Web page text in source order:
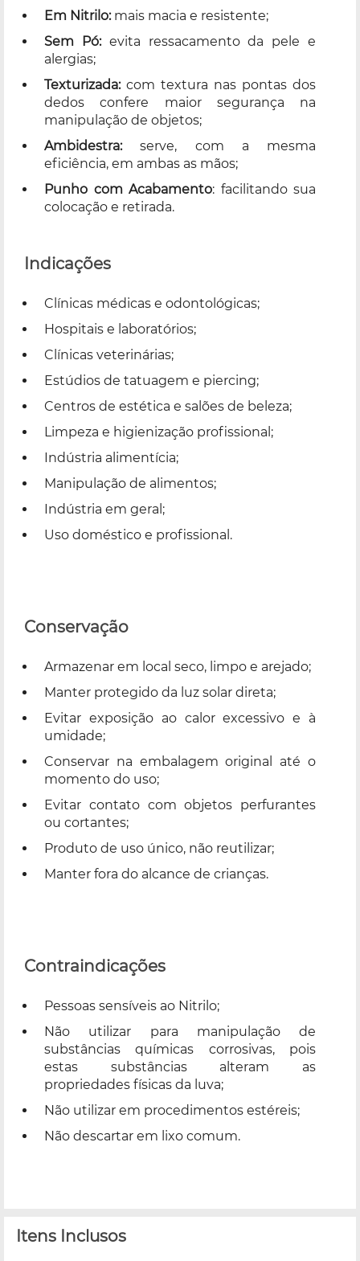
Em Nitrilo:mais macia e resistente;
Sem Pó:evita ressacamento da pele e
alergias;
Texturizada:com textura nas pontas dos
dedos confere maior segurança na
manipulação de objetos;
Ambidestra:serve, com a mesma
eficiência, em ambas as mãos;
Punho com Acabamento: facilitando sua
colocação e retirada.
Indicações
Clínicas médicas e odontológicas;
Hospitais e laboratórios;
Clínicas veterinárias;
Estúdios de tatuagem e piercing;
Centros de estética e salões de beleza;
Limpeza e higienização profissional;
Indústria alimentícia;
Manipulação de alimentos;
Indústria em geral;
Uso doméstico e profissional.
Conservação
Armazenar em local seco, limpo e arejado;
Manter protegido da luz solar direta;
Evitar exposição ao calor excessivo e à
umidade;
Conservar na embalagem original até o
momento do uso;
Evitar contato com objetos perfurantes
ou cortantes;
Produto de uso único, não reutilizar;
Manter fora do alcance de crianças.
Contraindicações
Pessoas sensíveis ao Nitrilo;
Não utilizar para manipulação de
substâncias químicas corrosivas, pois
estas substâncias alteram as
propriedades físicas da luva;
Não utilizar em procedimentos estéreis;
Não descartar em lixo comum.
Itens Inclusos